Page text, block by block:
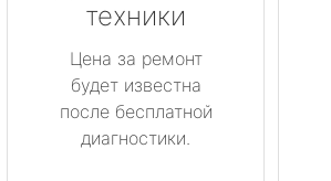
техники
Цена за ремонт
будет известна
после бесплатной
диагностики.